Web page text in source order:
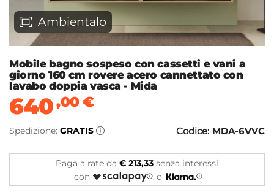
Ambientalo
Mobile bagno sospeso con cassetti e vani a
giorno 160 cm rovere acero cannettato con
lavabo doppia vasca - Mida
640,00€
Spedizione: GRATIS Codice: MDA-6VVC
Paga a rate da € 213,33 senza interessi
con
o